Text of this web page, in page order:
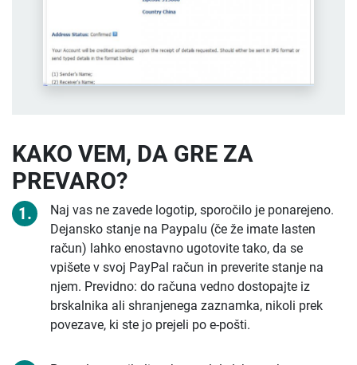
KAKO VEM, DA GRE ZA
PREVARO?
Naj vas ne zavede logotip, sporočilo je ponarejeno.
Dejansko stanje na Paypalu (če že imate lasten
račun) lahko enostavno ugotovite tako, da se
vpišete v svoj PayPal račun in preverite stanje na
njem. Previdno: do računa vedno dostopajte iz
brskalnika ali shranjenega zaznamka, nikoli prek
povezave, ki ste jo prejeli po e-pošti.